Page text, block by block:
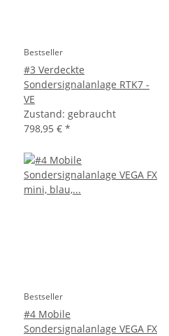
Bestseller
#3 Verdeckte
Sondersignalanlage RTK7 -
VE
Zustand: gebraucht
798,95 € *
Bestseller
#4 Mobile
Sondersignalanlage VEGA FX